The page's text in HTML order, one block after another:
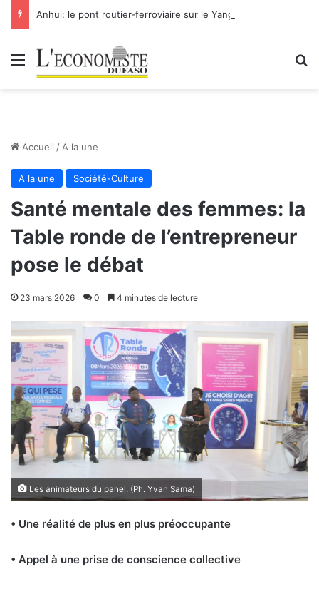
Menu
Accueil / A la une
A la une Société-Culture
Santé mentale des femmes: la
Table ronde de l’entrepreneur
pose le débat
23 mars 2026 0 4 minutes de lecture
Les animateurs du panel. (Ph. Yvan Sama)
• Une réalité de plus en plus préoccupante
• Appel à une prise de conscience collective